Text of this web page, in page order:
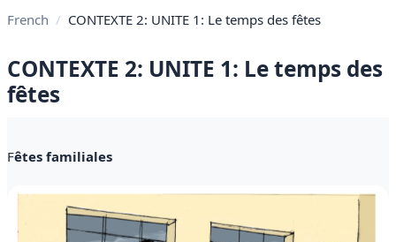
French CONTEXTE 2: UNITE 1: Le temps des fêtes
CONTEXTE 2: UNITE 1: Le temps des
fêtes
Section outline
Fêtes familiales